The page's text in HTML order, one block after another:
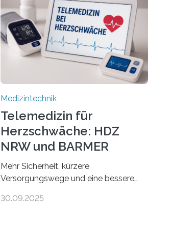
Medizintechnik
Telemedizin für
Herzschwäche: HDZ
NRW und BARMER
Kooperieren
Mehr Sicherheit, kürzere
Versorgungswege und eine bessere
rücken das Herz- und
30.09.2025